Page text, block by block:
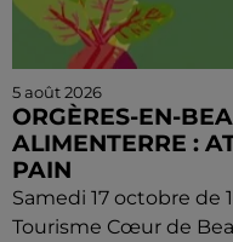
5 août 2026
ORGÈRES-EN-
ALIMENTERRE :
PAIN
Samedi 17 octobre de
Tourisme Cœur de